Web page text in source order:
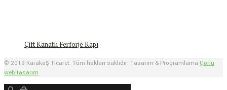
Çift Kanatlı Ferforje Kapı
© 2019 Karakaş Ticaret. Tüm hakları saklıdır. Tasarım & Programlama Çorlu
web tasarım